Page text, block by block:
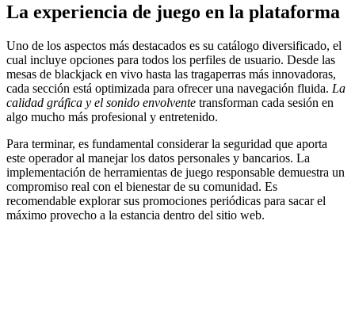
La experiencia de juego en la plataforma
Uno de los aspectos más destacados es su catálogo diversificado, el
cual incluye opciones para todos los perfiles de usuario. Desde las
mesas de blackjack en vivo hasta las tragaperras más innovadoras,
cada sección está optimizada para ofrecer una navegación fluida. La
calidad gráfica y el sonido envolvente transforman cada sesión en
algo mucho más profesional y entretenido.
Para terminar, es fundamental considerar la seguridad que aporta
este operador al manejar los datos personales y bancarios. La
implementación de herramientas de juego responsable demuestra un
compromiso real con el bienestar de su comunidad. Es
recomendable explorar sus promociones periódicas para sacar el
máximo provecho a la estancia dentro del sitio web.